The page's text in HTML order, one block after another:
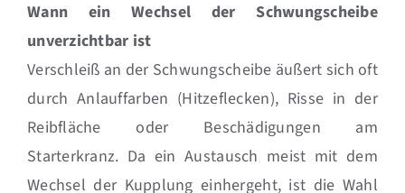
Wann ein Wechsel der Schwungscheibe
unverzichtbar ist
Verschleiß an der Schwungscheibe äußert sich oft
durch Anlauffarben (Hitzeflecken), Risse in der
Reibfläche oder Beschädigungen am
Starterkranz. Da ein Austausch meist mit dem
Wechsel der Kupplung einhergeht, ist die Wahl